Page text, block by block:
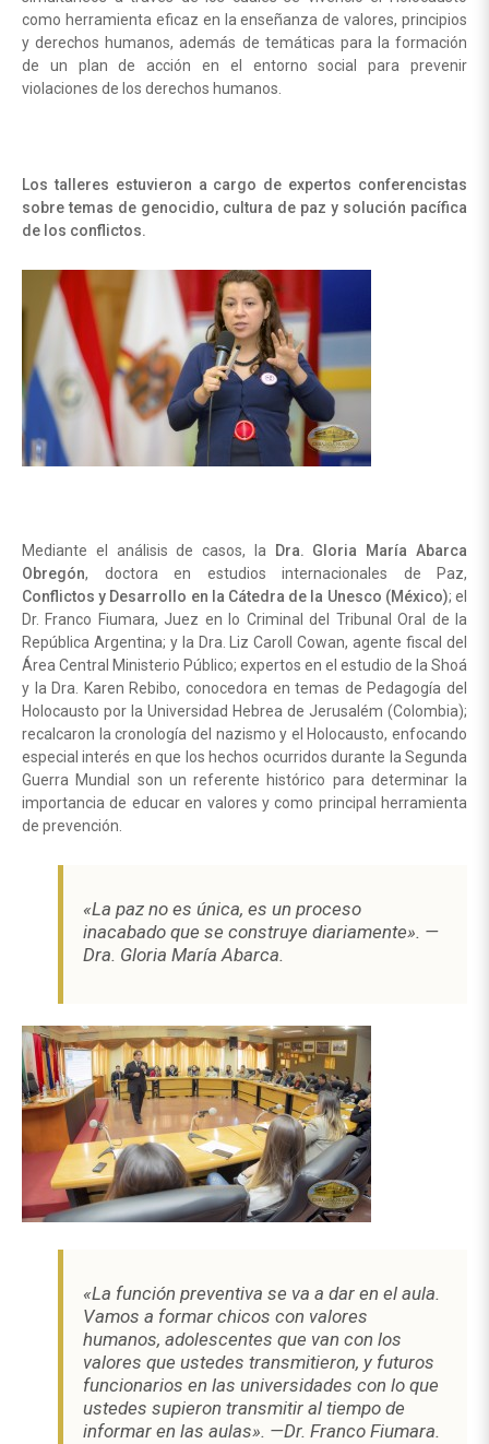
como herramienta eficaz en la enseñanza de valores, principios
y derechos humanos, además de temáticas para la formación
de un plan de acción en el entorno social para prevenir
violaciones de los derechos humanos.
Los talleres estuvieron a cargo de expertos conferencistas
sobre temas de genocidio, cultura de paz y solución pacífica
de los conflictos.
Mediante el análisis de casos, la
Dra. Gloria María Abarca
Obregón, doctora en estudios internacionales de Paz,
Conflictos y Desarrollo en la Cátedra de la Unesco (México); el
Dr. Franco Fiumara, Juez en lo Criminal del Tribunal Oral de la
República Argentina; y la Dra. Liz Caroll Cowan, agente fiscal del
Área Central Ministerio Público; expertos en el estudio de la Shoá
y la Dra. Karen Rebibo, conocedora en temas de Pedagogía del
Holocausto por la Universidad Hebrea de Jerusalém (Colombia);
recalcaron la cronología del nazismo y el Holocausto, enfocando
especial interés en que los hechos ocurridos durante la Segunda
Guerra Mundial son un referente histórico para determinar la
importancia de educar en valores y como principal herramienta
de prevención.
«La paz no es única, es un proceso
inacabado que se construye diariamente». —
Dra. Gloria María Abarca.
«La función preventiva se va a dar en el aula.
Vamos a formar chicos con valores
humanos, adolescentes que van con los
valores que ustedes transmitieron, y futuros
funcionarios en las universidades con lo que
ustedes supieron transmitir al tiempo de
informar en las aulas». —Dr. Franco Fiumara.